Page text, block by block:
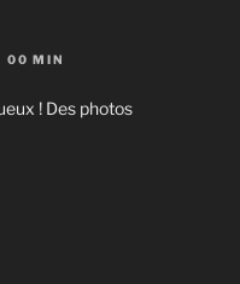
00 MIN
! Des photos